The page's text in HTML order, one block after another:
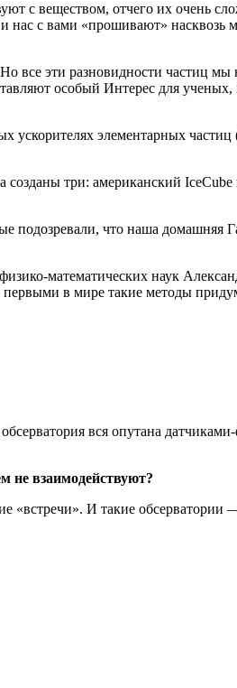
с веществом, отчего их очень
и нас с вами «прошивают» насквозь
все эти разновидности частиц мы
особый Интерес для
элементарных частиц
созданы три: американский
подозревали, что наша домашняя
математических наук
первыми в мире такие методы
вся опутана
не взаимодействуют?
«встречи». И такие